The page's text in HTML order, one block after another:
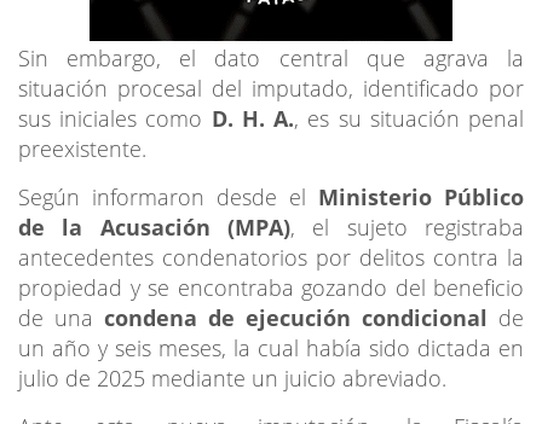
Sin embargo, el dato central que agrava la
situación procesal del imputado, identificado por
sus iniciales como D. H. A., es su situación penal
preexistente.
Según informaron desde el Ministerio Público
de la Acusación (MPA), el sujeto registraba
antecedentes condenatorios por delitos contra la
propiedad y se encontraba gozando del beneficio
de una condena de ejecución condicional de
un año y seis meses, la cual había sido dictada en
julio de 2025 mediante un juicio abreviado.